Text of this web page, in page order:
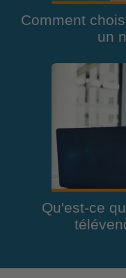
Comment
un
Qu'est-ce